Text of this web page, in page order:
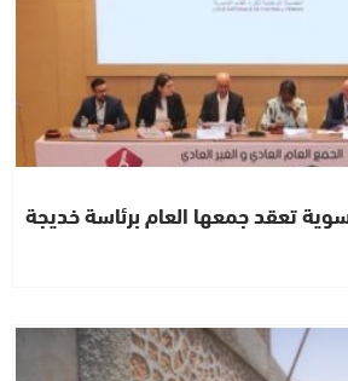
تعقد جمعها العام برئاسة خديجة